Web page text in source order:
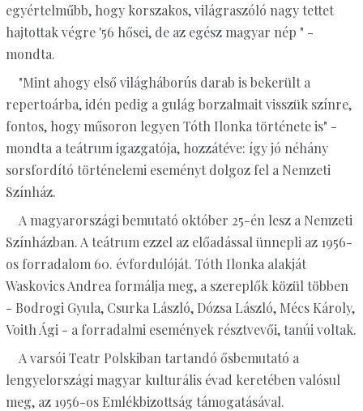
egyértelműbb, hogy korszakos, világraszóló nagy tettet
hajtottak végre '56 hősei, de az egész magyar nép " -
mondta.
"Mint ahogy első világháborús darab is bekerült a
repertoárba, idén pedig a gulág borzalmait visszük színre,
fontos, hogy műsoron legyen Tóth Ilonka története is" -
mondta a teátrum igazgatója, hozzátéve: így jó néhány
sorsfordító történelemi eseményt dolgoz fel a Nemzeti
Színház.
A magyarországi bemutató október 25-én lesz a Nemzeti
Színházban. A teátrum ezzel az előadással ünnepli az 1956-
os forradalom 60. évfordulóját. Tóth Ilonka alakját
Waskovics Andrea formálja meg, a szereplők közül többen
- Bodrogi Gyula, Csurka László, Dózsa László, Mécs Károly,
Voith Ági - a forradalmi események résztvevői, tanúi voltak.
A varsói Teatr Polskiban tartandó ősbemutató a
lengyelországi magyar kulturális évad keretében valósul
meg, az 1956-os Emlékbizottság támogatásával.